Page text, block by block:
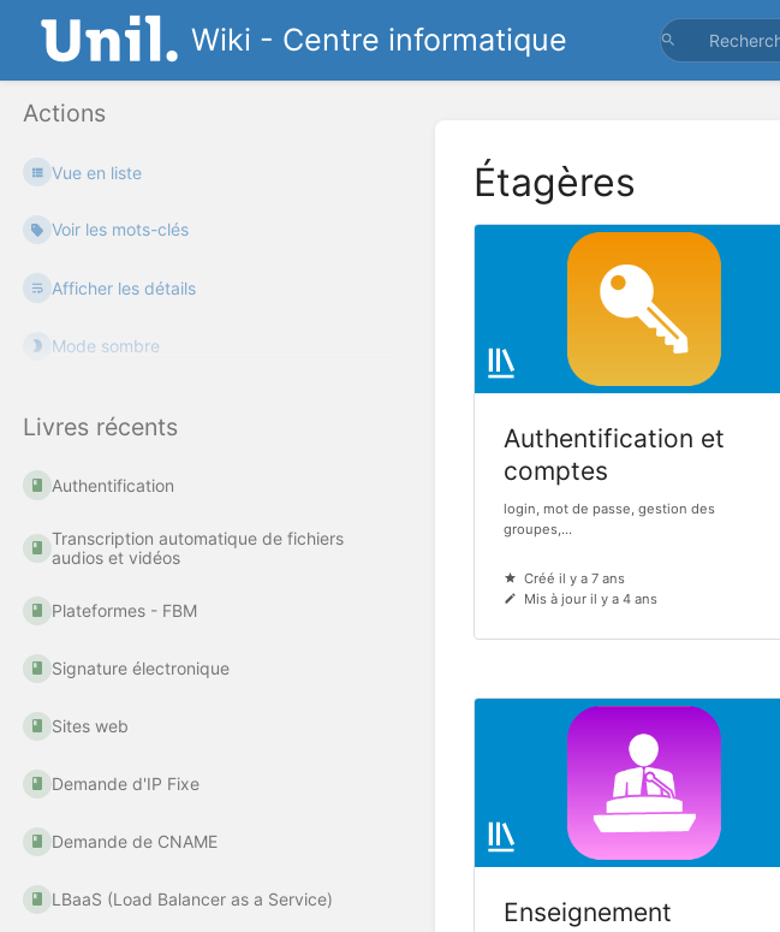
Wiki - Centre informatique
Actions
Vue en liste
Voir les mots-clés
Afficher les détails
Mode sombre
Livres récents
Authentification
Transcription automatique de fichiers
audios et vidéos
Plateformes - FBM
Signature électronique
Sites web
Demande d'IP Fixe
Demande de CNAME
LBaaS (Load Balancer as a Service)
Étagères
Authentification et
comptes
login, mot de passe, gestion des
groupes,...
Créé il y a 7 ans
Mis à jour il y a 4 ans
Enseignement